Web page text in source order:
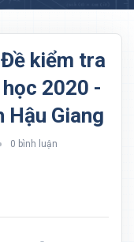
kiểm tra
2020 -
Hậu Giang
0 bình luận